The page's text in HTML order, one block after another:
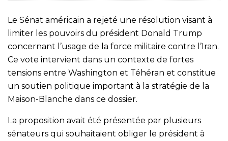
Le Sénat américain a rejeté une résolution visant à
limiter les pouvoirs du président Donald Trump
concernant l’usage de la force militaire contre l’Iran.
Ce vote intervient dans un contexte de fortes
tensions entre Washington et Téhéran et constitue
un soutien politique important à la stratégie de la
Maison-Blanche dans ce dossier.
La proposition avait été présentée par plusieurs
sénateurs qui souhaitaient obliger le président à